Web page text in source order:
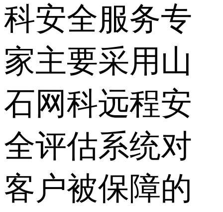
科安全服务专
家主要采用山
石网科远程安
全评估系统对
客户被保障的